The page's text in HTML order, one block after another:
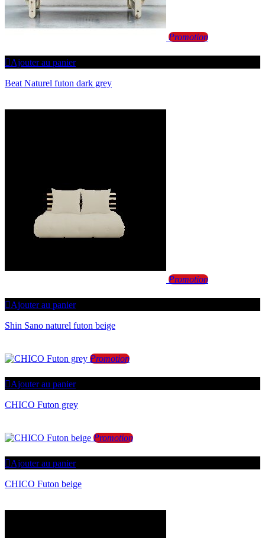
Promotion
Ajouter au panier
Beat Naturel futon dark grey
Promotion
Ajouter au panier
Shin Sano naturel futon beige
Promotion
Ajouter au panier
CHICO Futon grey
Promotion
Ajouter au panier
CHICO Futon beige